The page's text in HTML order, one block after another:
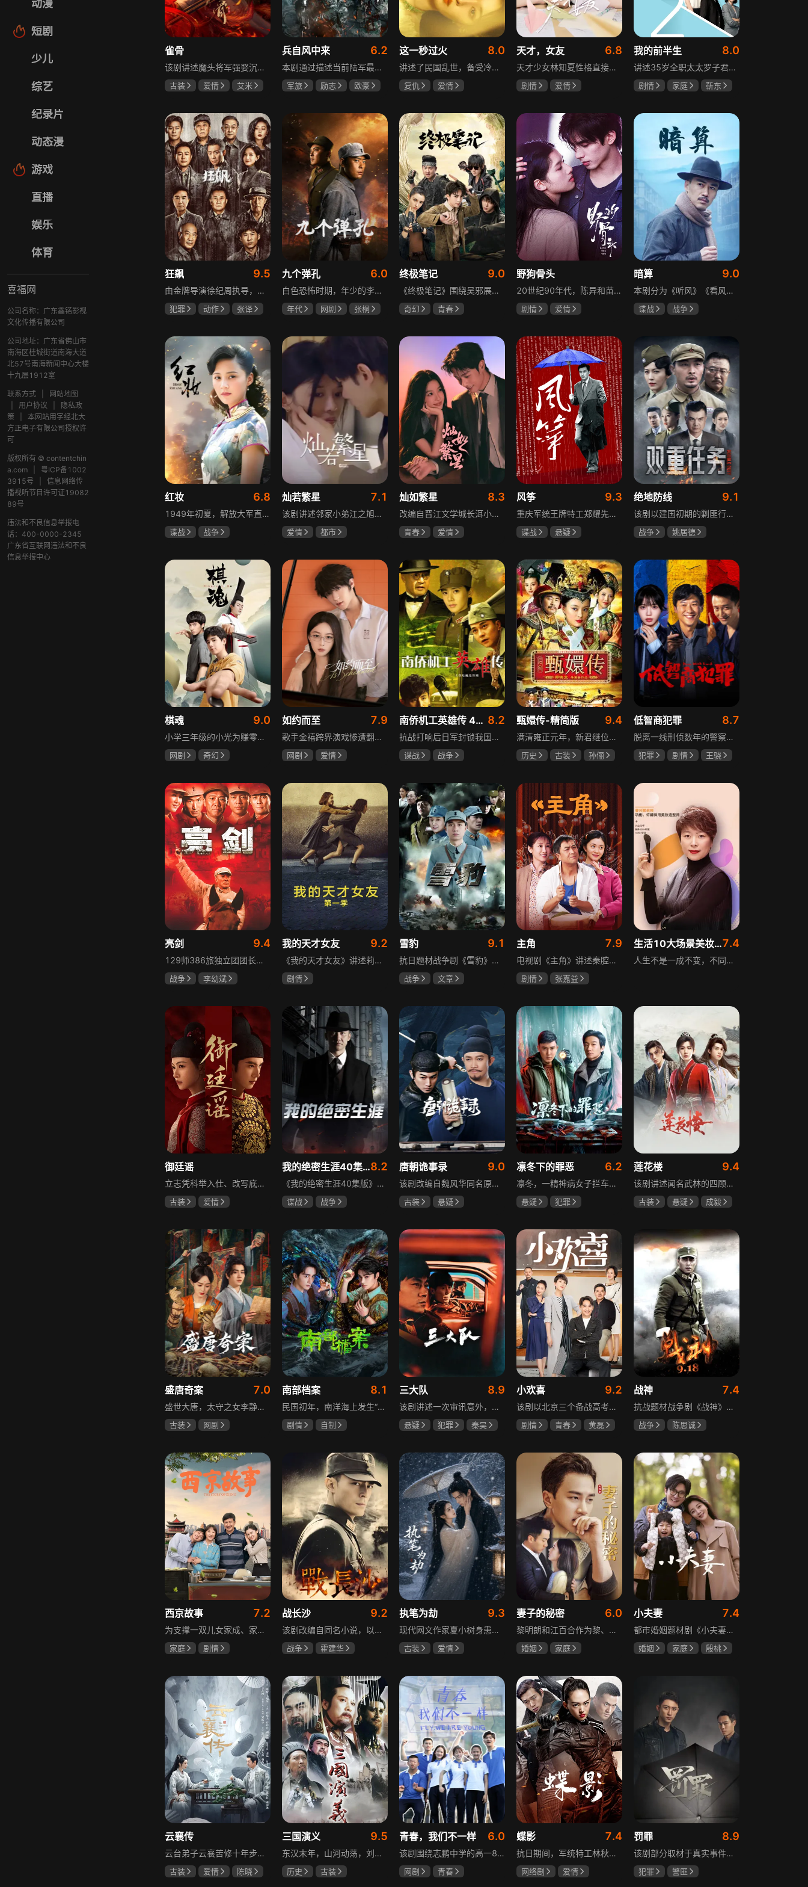
动漫
短剧
少儿
综艺
纪录片
动态漫
游戏
直播
娱乐
体育
喜福网
公司名称：广东鑫锘影视
文化传播有限公司
公司地址：广东省佛山市
南海区桂城街道南海大道
北57号南海新闻中心大楼
十九层1912室
联系方式
网站地图
用户协议
隐私政
策
本网站用字经北大
方正电子有限公司授权许
可
版权所有 © contentchin
a.com
粤ICP备1002
3915号
信息网络传
播视听节目许可证19082
89号
违法和不良信息举报电
话：400-0000-2345
广东省互联网违法和不良
信息举报中心
雀骨
该剧讲述魔头将军强娶沉迷机关术的财迷假千金，两人从契约夫妻起步，在生死局中互扒马甲，爱意与杀意交织共生。过程中他们揭露朝堂阴谋，破解生死乱局，最终共同守护家国太平，融合了权谋、爱情、冒险等多重元素，情节跌宕起伏。
古装 爱情
艾米
兵自风中来 6.2
本剧通过描述当前陆军最具新型作战特色的特战、空突、侦察、信息等代表性兵种的官兵练兵备战，在历次实战演习中磨砺意志技能、逐渐形成新质作战能力等故事，反映了某集团军党委坚决落实习主席新时代强军思想，着眼打造一流陆军，谋划转型，大力推进战斗力建设的历史担当，浓缩了陆军官兵改革面前备战打仗矢志强军的铁血追求、展现了新时代陆军官兵积极投身军队转型的全新风貌，是一部融合备战打仗、青春成长励志、英雄主义传承，同时将军人荣誉、使命、爱情熔为一炉的军事题材正能量大剧。
军旅 励志
欧豪
这一秒过火 8.0
讲述了民国乱世，备受冷眼的世家少爷慕容清峄与饱受苦难的复仇孤女任素素阴差阳错结缘相识，却因误会含恨而别。两人再重逢，却身份错位，陷入爱恨交织的极限拉扯中。二人历经世事波折与生离死别，最后携手直面乱世危局。
复仇
爱情
天才，女友 6.8
天才少女林知夏性格直接、不善交际，从小没有好友。考入省一中后，她因解题比拼与性格阳光的学霸江逾白相识并成为同桌。作为社交达人的江逾白帮林知夏融入集体交到汤婷婷、段启言、沈负暄、金百慧等朋友，林知夏为表达感谢帮他补习功课，两人渐渐从竞争走向互助，最终成为最好的朋友。俩人还一同解决同学被骗、一起参加社团活动与省数学竞赛，在这个过程中，江逾白对林知夏感情渐深，但只把爱意埋在心里。林知夏被保送复旦后，江逾白准备在毕业之旅对她告白，却因母亲卷入诈骗案而遗憾离开，俩人最终能否冲破阻碍走到一起
剧情
爱情
我的前半生 8.0
讲述35岁全职太太罗子君因丈夫突然离婚陷入人生谷底，带孩子闯入社会，从安逸走向落魄。贺涵作为事业有成的精英，平静生活被罗子君打破，需应对各类突发状况。生活逼迫罗子君重拾骨气，贺涵也收获温暖，二人历经波折，罗子君实现自我成长，贺涵也找到人生新方向，展现都市女性蜕变与情感纠葛。
剧情 家庭
靳东
狂飙 9.5
由金牌导演徐纪周执导，张译、张颂文、李一桐、张志坚、吴刚领衔主演，倪大红、韩童生、李建义特邀主演的中央政法委重点项目。一部扫黑除恶坚决斗争的回忆录，横跨20年的群像叙事全景式展现时代变迁下的黑白较量与复杂人性。
犯罪 动作
张译
九个弹孔 6.0
白色恐怖时期，年少的李智信家破人亡后投身革命武装，因作战有勇有谋获“小狼崽子”绰号。他长期率部孤悬敌后，与日寇、反动派对决，多次负伤仍不改初心。凭借坚韧意志，他从游击队员成长为新四军干部、解放军司令员，身上的九个弹孔是他践行革命誓言、见证成长的勋章。
年代 网剧
张桐
终极笔记 9.0
《终极笔记》围绕吴邪展开，他因好奇三叔经历，历险归来收神秘录像带后卷入阴谋，只身闯格尔木疗养院偶遇张起灵等六人组队，在西王母宫发现陨玉，却遇三叔失踪、张起灵失忆。众人寻记忆探张家古楼，因裘德考介入受阻，后联手霍老太再探遭意外，谜团未解，吴邪被迫伪装成三叔，剧情充满冒险与悬疑。
奇幻
青春
野狗骨头
20世纪90年代，陈异和苗靖因父母相识结缘，从充满敌意到彼此依靠，后因家庭变故不得不相依为命。大学时苗靖告白，陈异却因纵火案逼她离开藤城。多年后重逢，陈异为保护苗靖以身入局，两人并肩对抗走私团伙，最终陈异告白，两人终成眷属。
剧情
爱情
暗算 9.0
本剧分为《听风》《看风》和《捕风》三个篇章，三者在时间关系及故事上相对独立，又千丝万缕。听风，即无线电侦听者，是一群“靠耳朵打江山”的人，他们的耳朵可以听到天外之音、无声之音、秘密之音。看风，即密码破译的人，是一群“善于神机妙算”的人，他们的慧眼可以识破天机、释读天书、看阅无字之书。捕风，即我党地下工作者，在国民党大肆实施白色恐怖时期，他们是牺牲者更是战斗者，乔装打扮深入虎穴，迎风而战，为缔造共和国立下不朽的丰功伟业。
谍战
战争
红妆 6.8
1949年初夏，解放大军直抵上海，国民党国防部保密局的中共地下党员邓家骥奉命撤往台湾，其妻同为地下党的沈荷因临产被留在上海。新中国成立之初，面对敌特的破坏活动，斗争形势严峻，沈荷隐藏真实身份，继续与敌人展开新一轮斗争，在隐秘战线坚守信仰，为新政权的稳定默默奉献。
谍战
战争
灿若繁星 7.1
该剧讲述邻家小弟江之旭留学归来，竟成了夏千星的顶头上司。从小管着江之旭、事事压他一头的夏千星无法接受，两人互不服气，在公司内外明争暗斗。江之旭借职位刁难夏千星，夏千星则用姐姐身份压制他，然而夏千星不知道，江之旭拼尽全力坐上这个位子，就是为了陪在她身边保护她。
爱情
都市
灿如繁星 8.3
改编自晋江文学城长洱小说《狭路》，讲述心理学博士林晚星遭遇变故后返乡任教，邂逅顶级教练王法，带领垫底差生逆袭追梦的热血救赎故事。林晚星用“自由式”教育，培养少年们的独立人格，帮他们学会生活、融洽自我、发现所爱、勇于追求，诠释“不远狭路，终见光明”的成长内核。
青春
爱情
风筝 9.3
重庆军统王牌特工郑耀先实为潜伏的中共特工“风筝”，上线牺牲后他与组织失联，解放后化名周志乾继续提供情报。身份证实后他仍协助破获特务案，三十年情报生涯中他遭敌人追杀、妻离子散，为国家牺牲是他的人生价值。
谍战
悬疑
绝地防线 9.1
该剧以建国初期的剿匪行动为背景，讲述中国人民解放军西线小分队追击黑山寺国民党残部的故事。小分队在执行任务过程中，严格遵照上级指示，既要完成军事目标，又全力保护沿途百姓的生命财产安全，同时对残部人员采取劝降与救治相结合的策略。最终，小分队成功控制了区域内的疫情，救出了愿意投诚的士兵，圆满完成了剿匪解救任务，展现了解放军的优良作风与使命担当。
战争
姚居德
棋魂 9.0
小学三年级的小光为赚零用钱到爷爷家寻宝，偶然翻出旧棋盘，接触棋盘的一瞬间，附身棋盘中的棋士褚嬴的灵魂进入了小光体内。后来小光在学校围棋会所结识少年天才小亮，为测试褚嬴实力，小光贸然与小亮对弈并小胜，他误以为褚嬴棋力平平，小亮却大受打击。数日后小亮再次挑战，再次惨败在褚嬴手下，二人从此成了相爱相杀的棋坛宿敌。在褚嬴指导下，小光进步神速，逐渐对围棋产生兴趣，最终在全国大赛与小亮激战中，褚嬴下出绝妙一局，小光却看出更高一着，终于在自己努力、褚嬴帮助和与小亮的磨练中，独立对弈，燃起真正的棋魂。
网剧
奇幻
如约而至 7.9
歌手金禧跨界演戏惨遭翻车，全网群嘲演技拉胯！不服输的他另辟蹊径，转行试水音乐剧，誓要逆袭打脸。机缘巧合下，他对高冷硬核的金牌音乐剧导演宁瑾一见心动，两人意外留下暧昧一吻，转头试镜现场再度狭路相逢。 宁瑾本就抵触偶像跨界，对半路空降的流量新人金禧百般严苛，花式魔鬼训练轮番上线。金禧顶住剧团前辈排挤、同行暗算、舆论刁难等重重危机，日夜苦练打磨演技，慢慢褪去偶像光环、解锁真实自我，一点点打动高冷导演和剧团众人。 一路走来，二人历经误会争执、事业危机、亲情心结、分手磨合多重考验，在并肩拯救濒临倒闭的剧团、携手打磨《倩女幽魂》剧目、共渡舞台难关的过程中，情愫渐生、双向治愈。最终剧目首演大获成功，叛逆
网剧
爱情
南侨机工英雄传 43集版 8.2
抗战打响后日军封锁我国运输路线，神鼓滇缅公路撑起抗战后勤补给，因急缺司机和技工，三千余名南洋华侨毅然归国共赴国难。方家兄弟是典型代表，大哥方天海表面投靠日军实为中共地下工作者，委曲求全游走生死间；弟弟方千树从纨绔子弟成长为抗日战士。剧集以真实历史为背景，展现华侨爱国情怀与民族大义。
谍战
战争
甄嬛传-精简版 9.4
满清雍正元年，新君继位后朝堂看似祥和实则暗流涌动，后宫华妃与皇后分庭抗礼，各方势力裹挟其中凶险异常，太后主持选秀拉开帷幕，大理寺少卿甄远道长女甄嬛意外得雍正赏识步入皇宫，在皇后与华妃的夹击下，甄嬛小心周旋忍辱负重，不得不用智慧保护自己，一次次卷入残酷宫闱斗争。
历史 古装
孙俪
低智商犯罪 8.7
脱离一线刑侦数年的警察张一昂，因省厅匿名举报信被派往三江口调查。他刚到就遇刑警队长被害，洗清嫌疑时意外抓获连环杀人案凶手，迅速建立声望。张一昂锁定当地富商周荣团伙，蠢贼间勾心斗角的蝴蝶效应助警方屡建奇功，最终查明同僚遇害真相，让真凶落网。剧集以喜剧风格展现刑侦故事，充满黑色幽默。
犯罪 剧情
王骁
亮剑 9.4
129师386旅独立团团长李云龙敢想敢干、不按规矩办事，脾气火爆性格直爽，带领独立团展现出敢于拼杀的劲头，接连击败坂田连队、山崎大队、山本部队，名声大噪却因屡次犯规遭贬斥。抗战时期他与国军358团团长楚云飞惺惺相惜，徐蚌会战中一较高下双双重伤，养病期间李云龙与护士田雨相恋，两人及亲人战友历经国家沧桑巨变。
战争
李幼斌
我的天才女友 9.2
《我的天才女友》讲述莉拉和莱侬这对好朋友的童年与少年时代。故事从友情开始，描绘女性友情的微妙变化——她们相互支持、妒忌和猜疑，又不断向外拓展，在与外部世界的试探中为自己塑形。莉拉聪明漂亮，莱侬羡慕她的天赋与决断力，两人都视对方为隐秘镜子，暗暗角力，展现女性成长中的复杂关系与自我探寻。
剧情
玛格丽塔·马祖可
雪豹 9.1
抗日题材战争剧《雪豹》讲述抗日女学生陈怡是一个在革命道路上逐渐成长起来的优秀青年。从慷慨激昂的热血学生，到成熟稳重的革命战士，甚至执行任务的时候还要扮演性格大胆奔放的交际花，打入到敌人内部获取情报。在做情报工作时，与搭档张楚扮假夫妻，多次身陷险境命悬一线。周卫国原本是一名玩世不恭的富家子弟，却不乏热血，抗战时为了保护初恋女友，举枪杀了一名日本人，由此改名换姓走上了革命道路，从国民党中央军校到德国军校，再到回国创建中国第一支特战部队，成为了一个真正的传奇英雄。
战争
文章
主角 7.9
电视剧《主角》讲述秦腔名伶忆秦娥阴差阳错被舅舅胡三元带入剧团，历经近半个世纪兴衰起伏，从牧羊女成长为一代秦腔名伶的故事，剧集以秦腔发展为脉络映射大历史起落，反映中国社会四十年变迁中普通人的情感生活与命运，展现传统艺术传承与时代变迁的交织。
剧情
张嘉益
生活10大场景美妆秘籍7.4
人生不是一成不变，不同的场合不同的角色，适宜的妆容造型往往能帮助人们建立自信、破冰社交，开启一个良好开端，做到事半功倍。姜月辉老师亲自打造的《10大生活场景角色妆容课程》，将针对不同的生活场景和角色需求，教授相应的妆容造型技巧，让学员轻松驾驭每个人生角色，打造出适合自己的妆容，提升个人形象和气质。
御廷谣
立志凭科举入仕、改写底层命运的孤女孟廷辉因意外结识微服私访的少年新帝英寡，二人联手铲除沙州官匪，英寡赏识其胆识智谋，暗中助力她赴京赶考。孟廷辉入京后遭科举舞弊构陷，凭智勇自证清白，被英寡破格任命为察闻院主事，清查虎啸帮、晚香阁等黑恶势力，逐步牵出血月会复国阴谋与朝堂权斗。二人从君臣知己渐生情愫，历经身世谜团、朝堂阻力与边境战乱，最终平定叛乱、整肃朝纲，携手共护江山万民。
古装
爱情
我的绝密生涯40集版8.2
《我的绝密生涯40集版》以1931年东北为背景，苏联特使引发暗杀行动，商人关郁达卷入被重伤失踪，妻子谭梓君带家人在新京安顿。八年后关郁达打入日本特务机关为我党提供情报，与谭梓君相遇却因身份不能相认，谭梓君心中充满怀疑。
谍战
战争
唐朝诡事录 9.0
该剧改编自魏风华同名原著，讲述繁华大唐盛世下发生的一系列奇闻异事。长安金吾卫中郎将卢凌风与狄公亲传弟子苏无名携手，共破《长安红茶》《石桥图》等九个诡异案件，从新娘失踪案到宫廷秘闻，从朝堂到乡间，他们在破案过程中相互了解，逐渐成长，共同守护苍生，担负起挽救社稷于危急的使命。
古装
悬疑
凛冬下的罪恶 6.2
凛冬，一精神病女子拦车报案，称丈夫杀人，刑警沈栋梁吴红兵由此揭开系列碎尸案真相。然而风浪未平，储蓄所抢劫杀人案，少女失踪案，流窜抢车案接连发生，沈栋梁与吴红兵追凶之际，竟牵出改变二人命运的人性悲剧。
悬疑
犯罪
莲花楼 9.4
该剧讲述闻名武林的四顾门门主李相夷在一次大战后身受重伤，从此退隐江湖成为淡泊名利的“假神医”李莲花。他遇到新交方多病与旧敌笛飞声后，重新卷入江湖。江湖暗流涌动，疑团扑朔迷离，抽丝剥茧方能断出真相，一段荡气回肠的侠义情即将热血展开，展现了侠义、探案与江湖恩怨交织的精彩故事。
古装 悬疑
成毅
盛唐奇案 7.0
盛世大唐，太守之女李静澜天赋异禀，擅验尸断案，与神秘“鬼探”决明、武艺高强的捕快苏御安联手追凶，揭开一桩桩离奇悬案：双生姐妹的生死置换、跨越十七年的书生冤案、雅集会上的连环仪式杀人等。在迷雾与鲜血中，李静澜与决明暗生情愫，彼此扶持，坚守心中正道，挣脱宿命桎梏。盛世灯火之下，他们以智慧与勇气涤荡污浊，书写下一段守护正义与清明的传奇。
古装
网剧
南部档案 8.1
民国初年，南洋海上发生“水鬼望乡”离奇命案，张家外派调查神秘事务的南部档案馆坐办张海盐、张海虾二人搭档亲往调查，却意外卷入了一个用于猎杀海外张家人的绝命死局。张海虾以自己的死谋局求解，送张海盐上了“南安号”巨轮回厦城以图他能够有一线生机，但这趟波澜诡谲的航程似乎才刚刚起航，一手遮天的军阀大佬、单纯执着的少年账房、还有十年未见的至亲故人……张海盐独自面对着接踵而至的意外，而当他踏上厦城的那一刻，真正属于两个少年的命运才初初开始转动。
剧情
自制
三大队 8.9
该剧讲述一次审讯意外，三大队刑警程兵入狱服刑，队友受牵连脱警、降职，曾经的警界精英三大队分崩离析。十年牢狱，程兵重获自由，失去一切，而案件的犯罪嫌疑人王大勇依旧在逃。穿一天警服，终身是正义，不甘化作执着，利刃再次出鞘，程兵和三大队的兄弟重新集结踏上追凶之路，在孤独漫长的旅途中配合警方千里追凶，也在这苦行僧一样的历程中重新找到人生的坐标和生命的意义。本片根据原载于“网易人间”作者深蓝的《请转告局长，三大队任务完成》改编。
悬疑 犯罪
秦昊
小欢喜 9.2
该剧以北京三个备战高考的家庭为核心，讲述童文洁与方一凡、宋倩与乔英子、季胜利与季杨杨这几组亲子，在升学压力下，围绕成绩、陪伴、沟通等问题产生的矛盾与磨合，展现了中年家长与青春期孩子共同成长的温馨故事。
剧情 青春
黄磊
战神 7.4
抗战题材战争剧《战神》讲述太行山一带，八路军游击队司令龙大谷骁勇善战、机智过人，15岁就参加了红军，身经百战，被军中将士们奉为“战神”。抗日战争爆发前，龙大谷因在抗大学习期间为替警卫员李广出头，一时冲动出手打了同期学员张道平，受了处分。以至于在红军缩编为八路军之时，龙大谷从原来的红军副师长降为游击队司令，随行上任的只有警卫员李广和参谋刘水泉二人，以及上级领导田烽给他的五十块大洋。即便如此，龙大谷依然不屈不挠，硬是在山西这块热土上平地拉起一支敢打、能拼、必胜，号称“龙支队”的作战队伍，凭借丰富的作战经验打赢了一场又一场的恶战，威震敌方！
战争
陈思诚
西京故事 7.2
为支撑一双儿女家成、家秀的“求学大业”，一家之主罗天福携妻子慧娟进了西京城。在西京城里，罗天福见证了身边的小人物们在大城市的生存之难，自身也经历了种种艰辛：饼铺生意屡屡受挫，妻子慧娟不满他“固执守旧”的经营方式闹起分居，儿子家成无法适应从乡村到城市的生活状况不断离校出走，重重打击不断袭来，使他头一次对自己坚守多年的人生观和价值观产生怀疑。自己这样做究竟是对是错，城市是不是真的不适合他这种“坚持老一套”的人生存。女儿家秀的支持鼓励使罗天福重拾信心，那些曾经接受罗天福帮助的人也反过来帮助他，纠缠不清的矛盾随之一一化解。罗家人终于在西京这座大城扎下了根，向着美好的未来继续前行。该剧围绕农村家庭在城市的奋斗历程展开，展现了小人物的坚韧与善良，充满了励志色彩与现实关怀。
家庭
剧情
战长沙 9.2
该剧改编自同名小说，以中国近代史上著名的“长沙会战”为背景，借由长沙城一户普通胡姓人家在战争中的命运浮沉，展现战火的无情以及在日军铁蹄侵略下中华儿女奋起抗战的不屈精神。1938年10月日军攻陷武汉，长沙危在旦夕，城中茶园巷的胡家人在孙女婿薛君山的支持下，为最宠爱的龙凤胎湘湘和小满安排退路。薛君山先将湘湘介绍给留洋归来保卫长沙的顾清明，可惜二人一见面便势同水火，薛君山只好另选人家。湘湘订婚当日，蒋介石密令火烧长沙，因指挥失当酿成巨大灾难，繁华古城毁于一旦，很多人包括湘湘的未婚夫一家被活活烧死。焦土上，各地英雄儿女齐聚长沙，和湖南人民一起阻挡敌人铁蹄，胡家人也在劫难中演绎了一幕幕悲欢离合。
战争
霍建华
执笔为劫 9.3
现代网文作家夏小树身患绝症，临终前未能完成最后一部长篇小说，带着遗憾离世，却意外穿越进自己笔下的世界，成为书中的明月公主。夏小树步步为营，一次次改写危机。当夏小树耗尽预知，失去剧本掌控，她和萧景琰的命运急转直下。萧景琰被逼另娶他人，两人被迫私奔，却在曙光初现时遭遇追兵——夏小树中箭身亡，萧景琰抱着她痛不欲生。十年后，登基为帝的萧景琰在上元灯会上，遇见一个提着兔子灯的姑娘，与当年的明月一模一样……
古装
爱情
妻子的秘密 6.0
黎明朗和江百合作为黎、江两大集团的继承人，即将订婚，一场完美婚姻却在一日之间沦为悲剧前奏。订婚当日变故夺去百合父母生命，她临危受命挑起江氏重担，明朗不顾家人反对将她接进黎家。黎母想赶走百合，秘书宁夏誓夺回明朗，大哥黎天图谋篡夺黎氏家产，三个家庭命运就此牵动。千万巨债、身世之谜、婆媳之争、丧子之痛等接踵而至，明朗与百合的爱情历经重重危机，迷失的错爱能否被真情指引。
婚姻
家庭
小夫妻 7.4
都市婚姻题材剧《小夫妻》围绕经营十年婚姻的周全与车莉展开，原本家庭美满的二人突遭变故：周全怀才不遇还意外被裁员，车莉则被迫赶鸭子上架仓促创业，不可预期的生活变动让他们的婚姻陷入僵局。而立之年的两人，在现实压力与情感拉扯中挣扎，面临诸多矛盾与考验，他们能否重新调整生活节奏，修复婚姻关系，回到幸福生活的轨道，是该剧的核心看点。
婚姻 家庭
殷桃
云襄传
云台弟子云襄苦修十年步入江湖，闯荡中结识几位好友，体会到友谊的温暖，古怪精灵的舒亚男更让他产生朦胧情愫，和朋友们度过一段快意恩仇的时光。可好景不长，随着对昔日灭族惨案的深入调查，云襄挖出更多骇人听闻的秘密，事态急转直下，他先后经历欺骗、背叛与生死离别，还意识到曾以造福苍生为己任的云台早已堕落，云襄决定挺身而出捍卫心中正义，哪怕牺牲自己也在所不惜。
古装 爱情
陈晓
三国演义 9.5
东汉末年，山河动荡，刘汉王朝气数将尽。内有十常侍颠倒黑白、祸乱朝纲，外有张氏兄弟高呼“苍天已死，黄巾当立”的口号，掀起浩大的农民起义，一时间狼烟四起，刘家朝廷宛如大厦将倾，岌岌可危。正所谓乱世出英雄，曹操、公孙瓒、袁术、袁绍、吕布、刘备、孙策、关羽、张飞、诸葛亮等各路豪杰不断涌现，从群雄逐鹿到赤壁之战，从魏蜀吴三国鼎立到三分归一统，波澜壮阔的三国时代的大幕缓缓拉开，本片根据中国古典名著《三国演义》改编。
历史
古装
青春，我们不一样 6.0
该剧围绕志鹏中学的高一8班展开，这个班级是全校成绩垫底，却最讲友谊、最有人情味的集体。新生方一晴自带倒霉光环，因闹肚子晚开学半个月才报道，匆忙中被8班班草夏深骑单车撞到，两人由此结识。教导主任于福因方一晴晚到，将她分到8班并与夏深成为同桌。在夏深的嫌弃中，方一晴开启了自己充满意外的高中生活，剧情围绕校园日常与青春懵懂展开。
网剧
青春
蝶影 7.4
抗日期间，军统特工林秋雁领命赴上海摧毁日本人的“蝎美人计划”。在暗杀伪政府人员的名单中，她发现昔日恋人张子墨的名字，对上司周天昊的感情也在一次次任务中逐渐变化。一个是身在敌营的旧爱，一个是出生入死的战友，在国恨家仇的时代漩涡里，林秋雁面临爱情抉择，也在屡次情感抉择过程中，逐渐成长为更成熟的谍战人员，在乱世中坚守家国大义。
网络剧
爱情
罚罪 8.9
该剧部分取材于真实事件，以一桩恶性案件为切入口，通过青年刑警常征的视角，讲述出两代公安干警为维护一方安宁，扫除犯罪团伙，不畏艰险、前赴后继的英勇故事。在昌武这座小城，刑侦大队副大队长常征因长期追查实力雄厚的赵啸声家族，而被卷入重重漩涡之中。检察官赵鹏程惨遭杀害，所有线索竟都指向常征，使他三天之内必须找到真凶，自证清白。滨江省刑侦总队派遣秘密调查小组彻查赵家。素有“警界教父”之称的严国华布局出“一明一暗”的破案路线，暗中帮助常征，锁定了赵家老四赵鹏超才是一系列新阴谋的幕后操盘手。随着案情浮出水面的，不只是二十八年前的悬案，还有常征的身世之谜。常征面对着亲情爱情与公平正义之间的巨大撕裂，时刻经受着个人命运的突转，生与死的考验。“法大于天”的信念支撑着常征坚持不懈，恪守誓言，同金燕、宁宇等一众干警携手共进，破解迷局，最终将赵家恶势力及其保护伞一网打尽，维护了法律的尊严。
犯罪
警匪